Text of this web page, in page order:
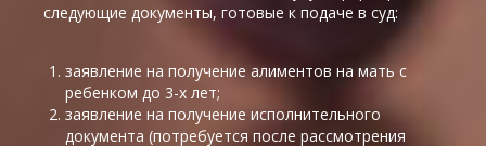
следующие документы, готовые к подаче в суд:
заявление на получение алиментов на мать с
ребенком до 3-х лет;
заявление на получение исполнительного
документа (потребуется после рассмотрения